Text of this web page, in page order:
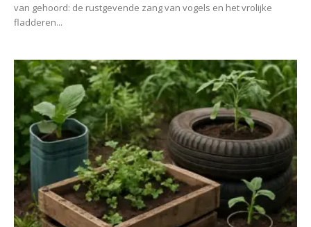
van gehoord: de rustgevende zang van vogels en het vrolijke
fladderen...